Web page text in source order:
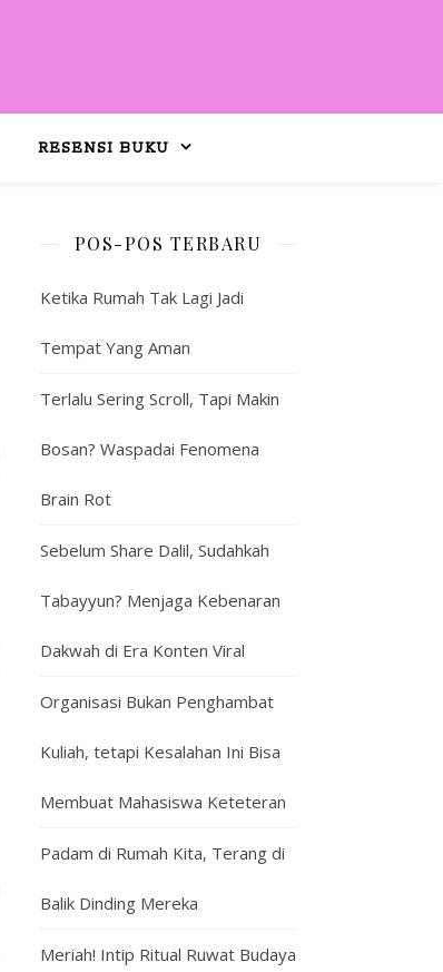
RESENSI BUKU
POS-POS TERBARU
Ketika Rumah Tak Lagi Jadi
Tempat Yang Aman
Terlalu Sering Scroll, Tapi Makin
Bosan? Waspadai Fenomena
Brain Rot
Sebelum Share Dalil, Sudahkah
Tabayyun? Menjaga Kebenaran
Dakwah di Era Konten Viral
Organisasi Bukan Penghambat
Kuliah, tetapi Kesalahan Ini Bisa
Membuat Mahasiswa Keteteran
Padam di Rumah Kita, Terang di
Balik Dinding Mereka
Meriah! Intip Ritual Ruwat Budaya